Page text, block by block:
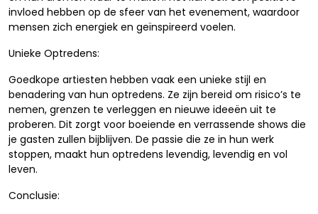
invloed hebben op de sfeer van het evenement, waardoor
mensen zich energiek en geïnspireerd voelen.
Unieke Optredens:
Goedkope artiesten hebben vaak een unieke stijl en
benadering van hun optredens. Ze zijn bereid om risico’s te
nemen, grenzen te verleggen en nieuwe ideeën uit te
proberen. Dit zorgt voor boeiende en verrassende shows die
je gasten zullen bijblijven. De passie die ze in hun werk
stoppen, maakt hun optredens levendig, levendig en vol
leven.
Conclusie: